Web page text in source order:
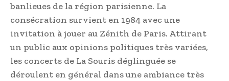
banlieues de la région parisienne. La
consécration survient en 1984 avec une
invitation à jouer au Zénith de Paris. Attirant
un public aux opinions politiques très variées,
les concerts de La Souris déglinguée se
déroulent en général dans une ambiance très